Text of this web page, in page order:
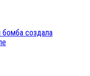
бомба создала